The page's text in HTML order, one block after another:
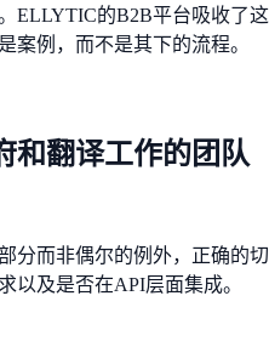
ELLYTIC的B2B平台吸收了这
案例，而不是其下的流程。
和翻译工作的团队
分而非偶尔的例外，正确的切
以及是否在API层面集成。